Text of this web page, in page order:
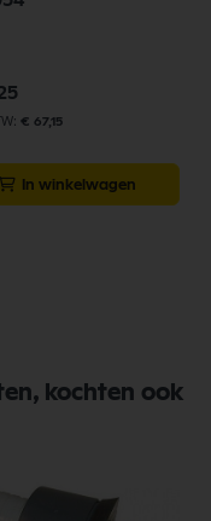
€ 67,15
In winkelwagen
kochten ook